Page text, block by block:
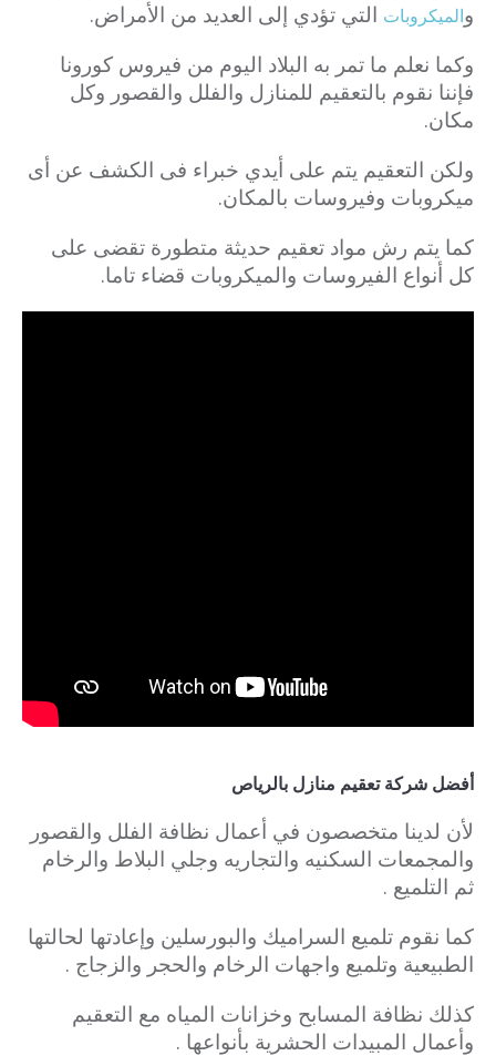
والميكروبات التي تؤدي إلى العديد من الأمراض.
وكما نعلم ما تمر به البلاد اليوم من فيروس كورونا
فإننا نقوم بالتعقيم للمنازل والفلل والقصور وكل
مكان.
ولكن التعقيم يتم على أيدي خبراء فى الكشف عن أى
ميكروبات وفيروسات بالمكان.
كما يتم رش مواد تعقيم حديثة متطورة تقضى على
كل أنواع الفيروسات والميكروبات قضاء تاما.
أفضل شركة تعقيم منازل بالرياص
لأن لدينا ﻣﺘﺨﺼﺼﻮﻥ ﻓﻲ ﺃﻋﻤﺎﻝ ﻧﻈﺎﻓﺔ اﻟﻔﻠﻞ ﻭاﻟﻘﺼﻮﺭ
ﻭاﻟﻤﺠﻤﻌﺎﺕ اﻟﺴﻜﻨﻴﻪ ﻭاﻟﺘﺠﺎﺭﻳﻪ ﻭﺟﻠﻲ اﻟﺒﻼﻁ ﻭاﻟﺮﺧﺎﻡ
ثم اﻟﺘﻠﻤﻴﻊ .
كما نقوم ﺗﻠﻤﻴﻊ اﻟﺴﺮاﻣﻴﻚ ﻭاﻟﺒﻮﺭسلين ﻭﺇﻋﺎﺩﺗﻬﺎ ﻟﺤﺎﻟﺘﻬﺎ
اﻟﻄﺒﻴﻌﻴﺔ ﻭﺗﻠﻤﻴﻊ ﻭاﺟﻬﺎﺕ اﻟﺮﺧﺎﻡ ﻭاﻟﺤﺠﺮ ﻭاﻟﺰﺟﺎﺝ .
ﻛﺬﻟﻚ ﻧﻈﺎﻓﺔ اﻟﻤﺴﺎﺑﺢ ﻭﺧﺰاﻧﺎﺕ اﻟﻤﻴﺎﻩ ﻣﻊ اﻟﺘﻌﻘﻴﻢ
ﻭﺃﻋﻤﺎﻝ اﻟﻤﺒﻴﺪاﺕ اﻟﺤﺸﺮﻳﺔ ﺑﺄﻧﻮاﻋﻬﺎ .